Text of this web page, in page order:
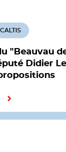
"Beauvau
Didier